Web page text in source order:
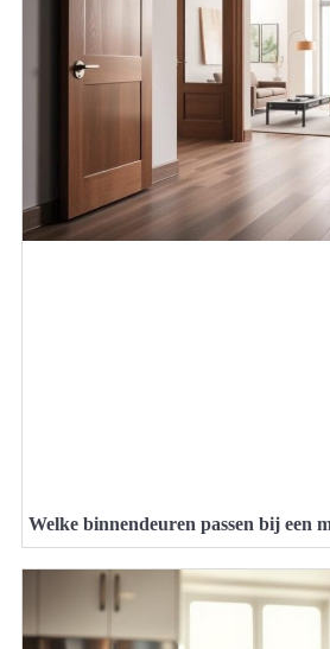
Welke binnendeuren passen bij een